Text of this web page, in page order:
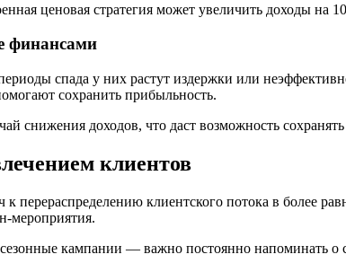
ценовая стратегия может увеличить доходы на
финансами
спада у них растут издержки или
сохранить прибыльность.
снижения доходов, что даст возможность
клиентов
перераспределению клиентского потока в более
мероприятия.
кампании — важно постоянно напоминать о